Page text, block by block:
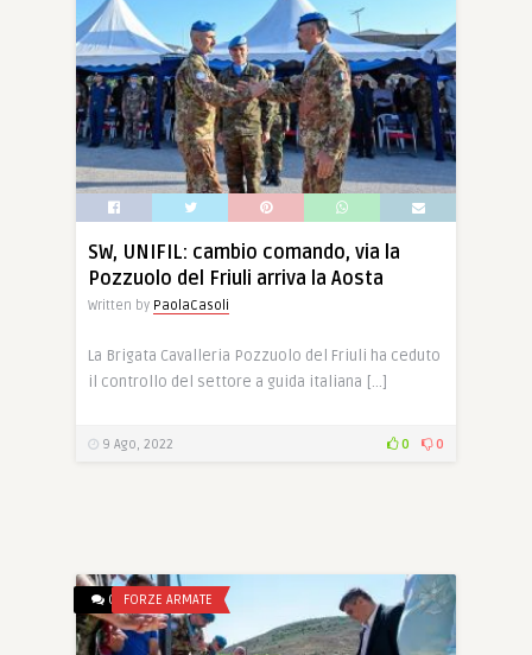
SW, UNIFIL: cambio comando, via la
Pozzuolo del Friuli arriva la Aosta
Written by PaolaCasoli
La Brigata Cavalleria Pozzuolo del Friuli ha ceduto
il controllo del settore a guida italiana […]
9 Ago, 2022 0 0
0 FORZE ARMATE